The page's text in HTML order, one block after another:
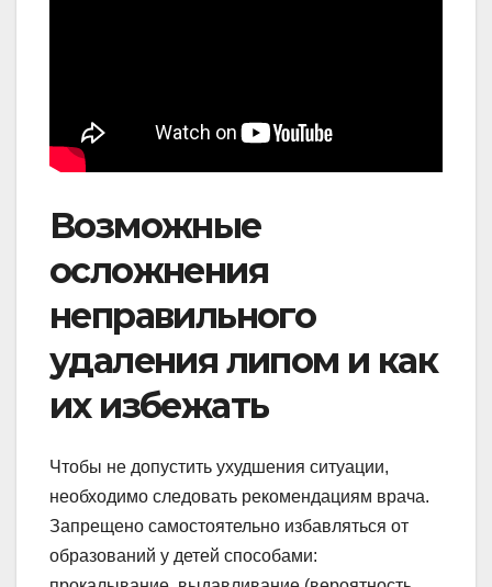
Возможные
осложнения
неправильного
удаления липом и как
их избежать
Чтобы не допустить ухудшения ситуации,
необходимо следовать рекомендациям врача.
Запрещено самостоятельно избавляться от
образований у детей способами: